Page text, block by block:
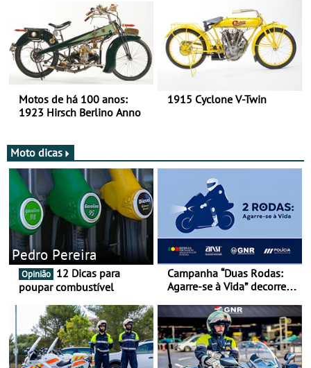
Motos de há 100 anos:
1923 Hirsch Berlino Anno
1915 Cyclone V-Twin
Moto dicas
Pedro Pereira
Opinião
poupar combustível
Campanha “Duas Rodas:
Agarre-se à Vida” decorre